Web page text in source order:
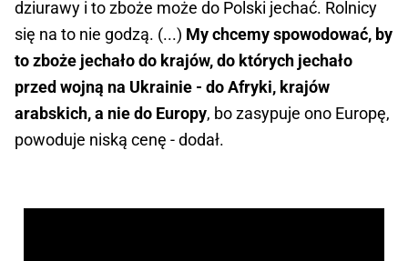
dziurawy i to zboże może do Polski jechać. Rolnicy
się na to nie godzą. (...) My chcemy spowodować, by
to zboże jechało do krajów, do których jechało
przed wojną na Ukrainie - do Afryki, krajów
arabskich, a nie do Europy, bo zasypuje ono Europę,
powoduje niską cenę - dodał.